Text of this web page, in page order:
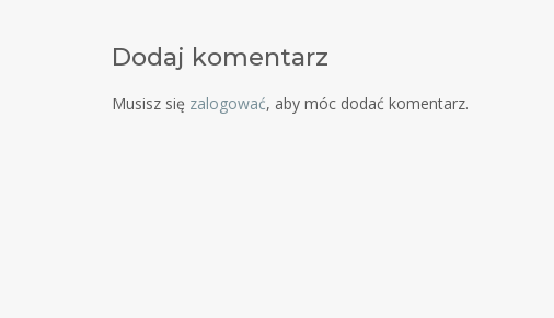
Dodaj komentarz
Musisz się zalogować, aby móc dodać komentarz.